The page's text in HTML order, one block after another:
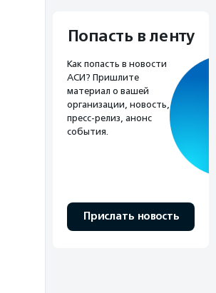
Попасть в ленту
Как попасть в новости
АСИ? Пришлите
материал о вашей
организации, новость,
пресс-релиз, анонс
события.
Прислать новость